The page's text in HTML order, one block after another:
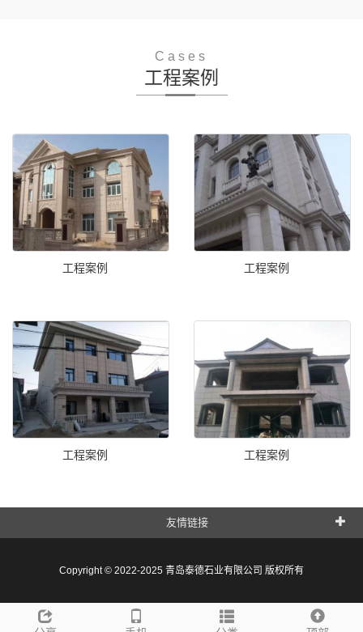
Cases
工程案例
工程案例 工程案例
工程案例 工程案例
友情链接
Copyright © 2022-2025 青岛泰德石业有限公司 版权所有